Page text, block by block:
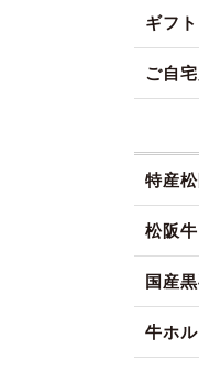
ギフト
ご自宅
特産
松阪牛
国産
牛ホ